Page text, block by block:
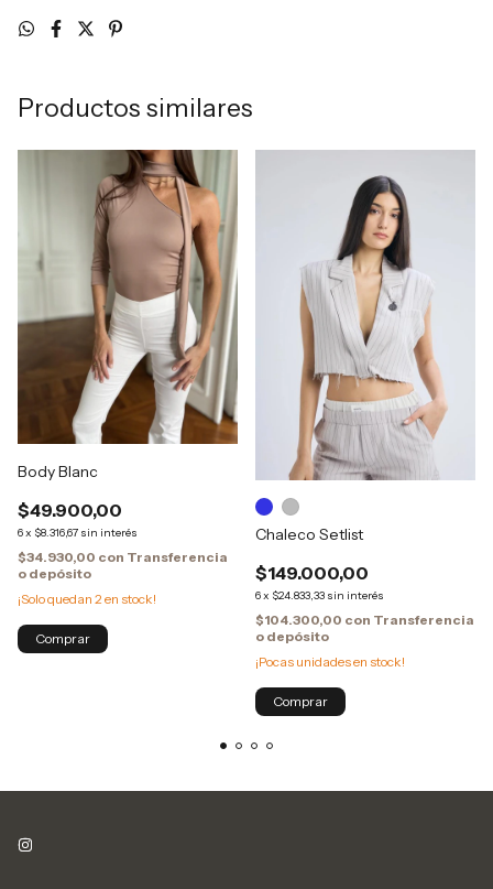
Productos similares
Body Blanc
$49.900,00
6x $8.316,67 sin interés
$34.930,00 con Transferencia
o depósito
¡Solo quedan 2 en stock!
Chaleco Setlist
$149.000,00
6x $24.833,33 sin interés
$104.300,00 con Transferencia
o depósito
¡Pocas unidades en stock!
Comprar